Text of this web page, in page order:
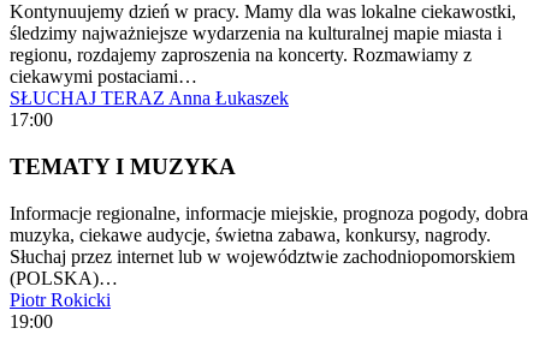
Kontynuujemy dzień w pracy. Mamy dla was lokalne ciekawostki,
śledzimy najważniejsze wydarzenia na kulturalnej mapie miasta i
regionu, rozdajemy zaproszenia na koncerty. Rozmawiamy z
ciekawymi postaciami…
SŁUCHAJ TERAZ Anna Łukaszek
17:00
TEMATY I MUZYKA
Informacje regionalne, informacje miejskie, prognoza pogody, dobra
muzyka, ciekawe audycje, świetna zabawa, konkursy, nagrody.
Słuchaj przez internet lub w województwie zachodniopomorskiem
(POLSKA)…
Piotr Rokicki
19:00